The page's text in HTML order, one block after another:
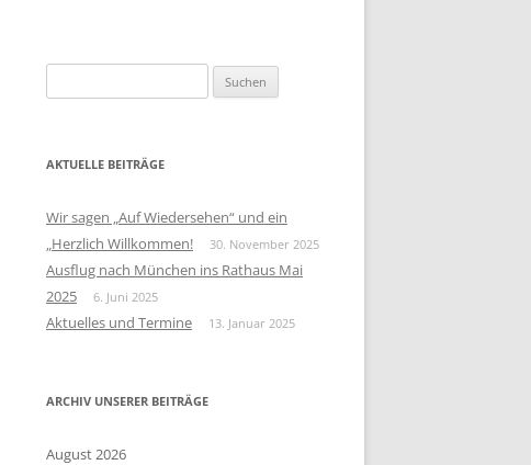
u
h
n
n
a
c
h
AKTUELLE BEITRÄGE
Wir sagen „Auf Wiedersehen“ und ein
„Herzlich Willkommen!
30. November 2025
Ausflug nach München ins Rathaus Mai
2025
6. Juni 2025
Aktuelles und Termine 13. Januar 2025
ARCHIV UNSERER BEITRÄGE
August 2026